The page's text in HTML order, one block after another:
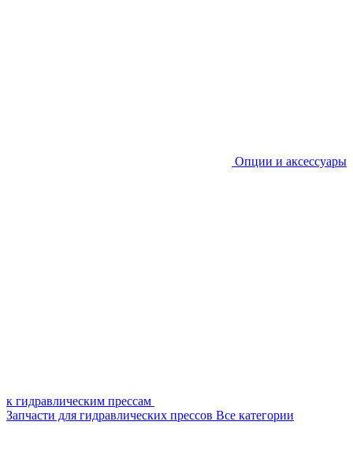
Опции и аксессуары
к гидравлическим прессам
Запчасти для гидравлических прессов Все категории